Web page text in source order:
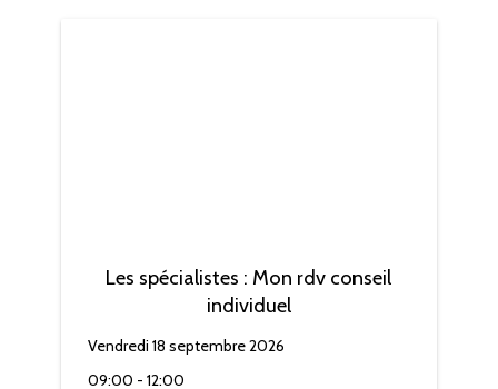
Les spécialistes : Mon rdv conseil
individuel
Vendredi 18 septembre 2026
09:00 - 12:00